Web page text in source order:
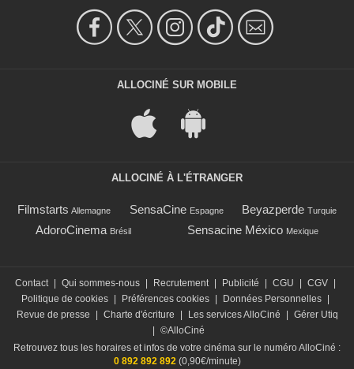
ALLOCINÉ SUR MOBILE
ALLOCINÉ À L'ÉTRANGER
Filmstarts Allemagne SensaCine Espagne Beyazperde Turquie
AdoroCinema Brésil Sensacine México Mexique
Contact Qui sommes-nous Recrutement Publicité CGU CGV
Politique de cookies
Préférences cookies Données Personnelles
Revue de presse
Charte d'écriture Les services AlloCiné
Gérer Utiq
©AlloCiné
Retrouvez tous les horaires et infos de votre cinéma sur le numéro AlloCiné :
0 892 892 892(0,90€/minute)